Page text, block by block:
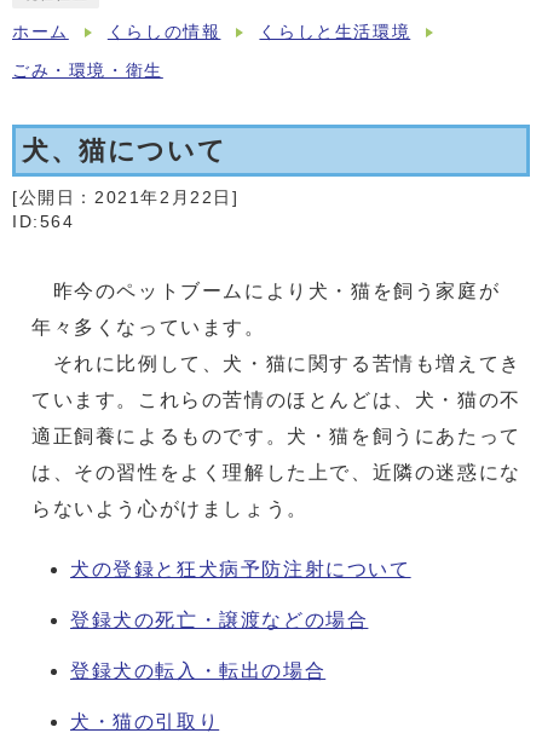
ホーム くらしの情報 くらしと生活環境
ごみ・環境・衛生
犬、猫について
[公開日： 2021年2月22日 ]
ID:564
昨今のペットブームにより犬・猫を飼う家庭が
年々多くなっています。
それに比例して、犬・猫に関する苦情も増えてき
ています。これらの苦情のほとんどは、犬・猫の不
適正飼養によるものです。犬・猫を飼うにあたって
は、その習性をよく理解した上で、近隣の迷惑にな
らないよう心がけましょう。
犬の登録と狂犬病予防注射について
登録犬の死亡・譲渡などの場合
登録犬の転入・転出の場合
犬・猫の引取り